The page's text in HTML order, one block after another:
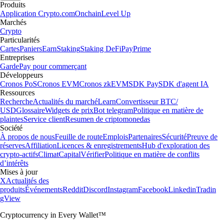
Produits
Application Crypto.comOnchainLevel Up
Marchés
Crypto
Particularités
CartesPaniersEarnStakingStaking DeFiPayPrime
Entreprises
GardePay pour commerçant
Développeurs
Cronos PoSCronos EVMCronos zkEVMSDK PaySDK d'agent IA
Ressources
RechercheActualités du marchéLearnConvertisseur BTC/
USDGlossaireWidgets de prixBot telegramPolitique en matière de
plaintesService clientResumen de criptomonedas
Société
À propos de nousFeuille de routeEmploisPartenairesSécuritéPreuve de
réservesAffiliationLicences & enregistrementsHub d'exploration des
crypto-actifsClimatCapitalVérifierPolitique en matière de conflits
d’intérêts
Mises à jour
XActualités des
produitsÉvénementsRedditDiscordInstagramFacebookLinkedinTradin
gView
Cryptocurrency in Every Wallet™